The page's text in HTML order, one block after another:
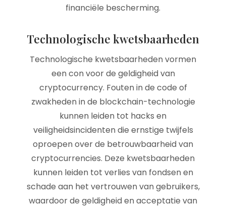
financiële bescherming.
Technologische kwetsbaarheden
Technologische kwetsbaarheden vormen
een con voor de geldigheid van
cryptocurrency. Fouten in de code of
zwakheden in de blockchain-technologie
kunnen leiden tot hacks en
veiligheidsincidenten die ernstige twijfels
oproepen over de betrouwbaarheid van
cryptocurrencies. Deze kwetsbaarheden
kunnen leiden tot verlies van fondsen en
schade aan het vertrouwen van gebruikers,
waardoor de geldigheid en acceptatie van